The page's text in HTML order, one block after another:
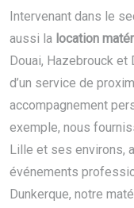
Intervenant dans le
aussi la location
Douai, Hazebrouck
d’un service de
accompagnement
exemple, nous
Lille et ses environs,
événements
Dunkerque, notre